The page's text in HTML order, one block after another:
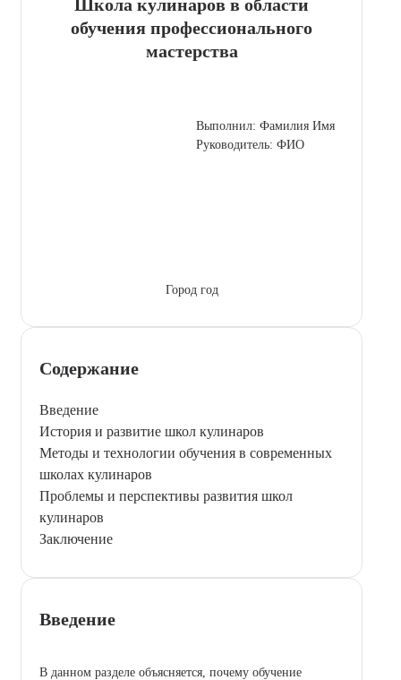
Школа кулинаров в области
обучения профессионального
мастерства
Выполнил: Фамилия Имя
Руководитель: ФИО
Город год
Содержание
Введение
История и развитие школ кулинаров
Методы и технологии обучения в современных
школах кулинаров
Проблемы и перспективы развития школ
кулинаров
Заключение
Введение
В данном разделе объясняется, почему обучение